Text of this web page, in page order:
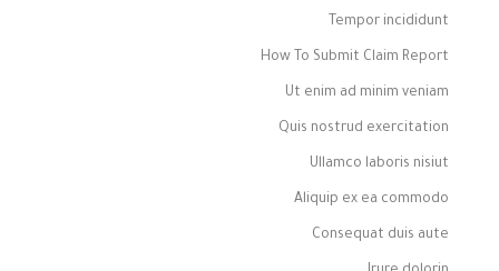
Tempor incididunt
How To Submit Claim Report
Ut enim ad minim veniam
Quis nostrud exercitation
Ullamco laboris nisiut
Aliquip ex ea commodo
Consequat duis aute